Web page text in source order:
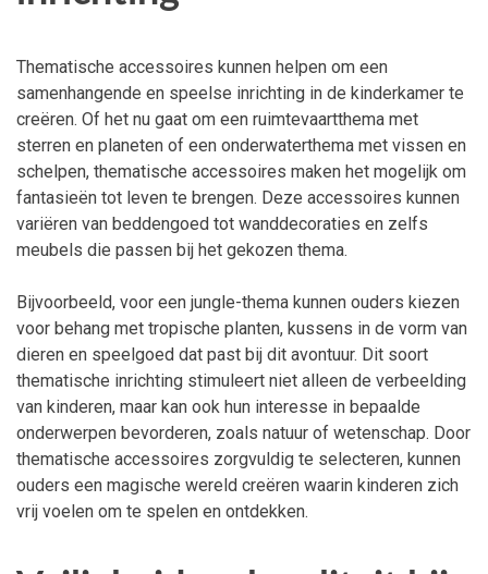
Thematische accessoires kunnen helpen om een
samenhangende en speelse inrichting in de kinderkamer te
creëren. Of het nu gaat om een ruimtevaartthema met
sterren en planeten of een onderwaterthema met vissen en
schelpen, thematische accessoires maken het mogelijk om
fantasieën tot leven te brengen. Deze accessoires kunnen
variëren van beddengoed tot wanddecoraties en zelfs
meubels die passen bij het gekozen thema.
Bijvoorbeeld, voor een jungle-thema kunnen ouders kiezen
voor behang met tropische planten, kussens in de vorm van
dieren en speelgoed dat past bij dit avontuur. Dit soort
thematische inrichting stimuleert niet alleen de verbeelding
van kinderen, maar kan ook hun interesse in bepaalde
onderwerpen bevorderen, zoals natuur of wetenschap. Door
thematische accessoires zorgvuldig te selecteren, kunnen
ouders een magische wereld creëren waarin kinderen zich
vrij voelen om te spelen en ontdekken.